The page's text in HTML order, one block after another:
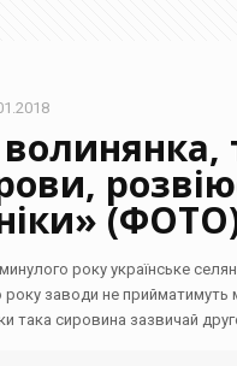
минулого року українське
року заводи не прийматимуть
така сировина зазвичай